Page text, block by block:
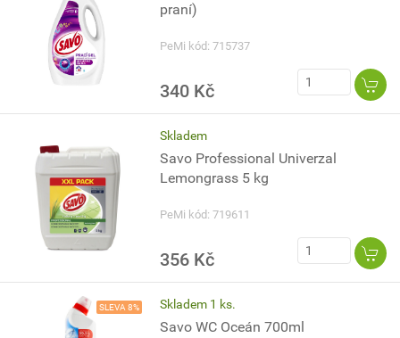
praní)
PeMi kód: 715737
340 Kč
Skladem
Savo Professional Univerzal
Lemongrass 5 kg
PeMi kód: 719611
356 Kč
SLEVA 8% Skladem 1 ks.
Savo WC Oceán 700ml